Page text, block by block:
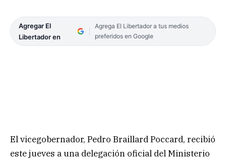
Agregar El
Libertador en
Agrega El Libertador a tus medios
preferidos en Google
El vicegobernador, Pedro Braillard Poccard, recibió
este jueves a una delegación oficial del Ministerio